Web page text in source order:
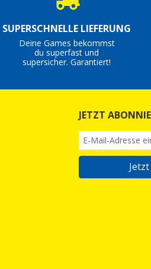
SUPERSCHNELLE LIEFERUNG
Deine Games bekommst
du superfast und
supersicher. Garantiert!
JETZT